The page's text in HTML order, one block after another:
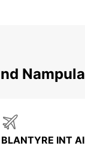
Nampula